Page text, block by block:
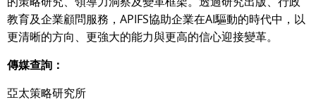
教育及企業顧問服務，APIFS協助企業在AI驅動的時代中，以
更清晰的方向、更強大的能力與更高的信心迎接變革。
傳媒查詢：
亞太策略研究所